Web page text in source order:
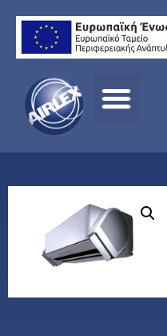
σελίδα/ΠΡΟΪΟΝΤΑ